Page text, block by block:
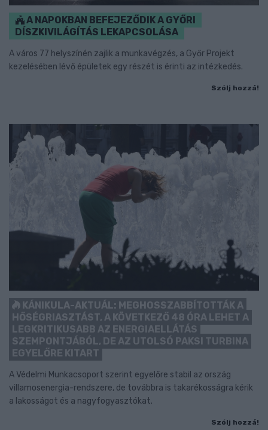
A NAPOKBAN BEFEJEZŐDIK A GYŐRI
DÍSZKIVILÁGÍTÁS LEKAPCSOLÁSA
A város 77 helyszínén zajlik a munkavégzés, a Győr Projekt
kezelésében lévő épületek egy részét is érinti az intézkedés.
Szólj hozzá!
KÁNIKULA-AKTUÁL: MEGHOSSZABBÍTOTTÁK A
HŐSÉGRIASZTÁST, A KÖVETKEZŐ 48 ÓRA LEHET A
LEGKRITIKUSABB AZ ENERGIAELLÁTÁS
SZEMPONTJÁBÓL, DE AZ UTOLSÓ PAKSI TURBINA
EGYELŐRE KITART
A Védelmi Munkacsoport szerint egyelőre stabil az ország
villamosenergia-rendszere, de továbbra is takarékosságra kérik
a lakosságot és a nagyfogyasztókat.
Szólj hozzá!